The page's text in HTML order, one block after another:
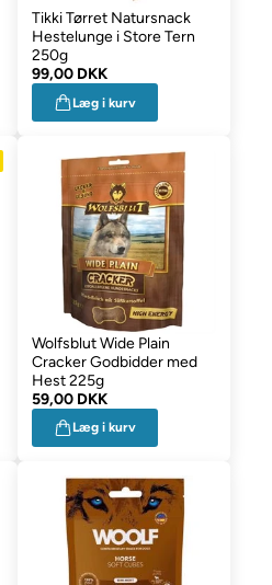
Tikki Tørret Natursnack
Hestelunge i Store Tern
250g
99,00 DKK
Læg i kurv
Wolfsblut Wide Plain
Cracker Godbidder med
Hest 225g
59,00 DKK
Læg i kurv